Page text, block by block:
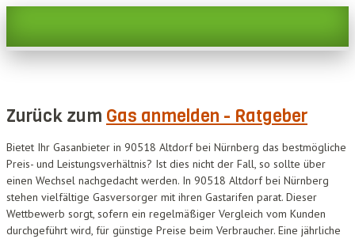
Zurück zum Gas anmelden - Ratgeber
Bietet Ihr Gasanbieter in 90518 Altdorf bei Nürnberg das bestmögliche
Preis- und Leistungsverhältnis? Ist dies nicht der Fall, so sollte über
einen Wechsel nachgedacht werden. In 90518 Altdorf bei Nürnberg
stehen vielfältige Gasversorger mit ihren Gastarifen parat. Dieser
Wettbewerb sorgt, sofern ein regelmäßiger Vergleich vom Kunden
durchgeführt wird, für günstige Preise beim Verbraucher. Eine jährliche